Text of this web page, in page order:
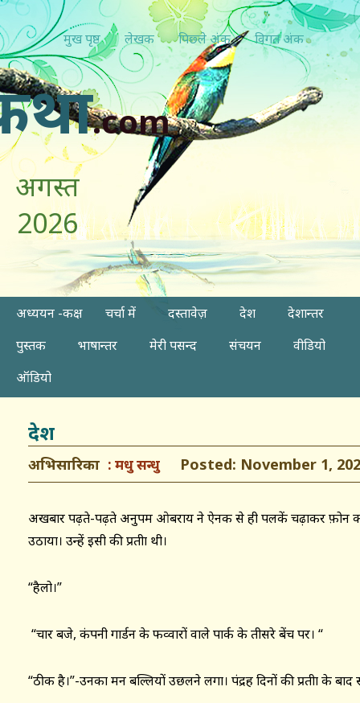
मुख पृष्ठ लेखक पिछ्ले अंक विगत अंक
.com
अगस्त
2026
अध्ययन -कक्ष चर्चा में दस्तावेज़ देश
देशान्तर
पुस्तक
भाषान्तर मेरी पसन्द संचयन
वीडियो
ऑडियो
देश
अभिसारिका मधु सन्धु Posted: November 1,
अखबार पढ़ते-पढ़ते अनुपम ओबराय ने ऐनक से ही पलकें चढ़ाकर फ़ोन
उठाया। उन्हें इसी की प्रतीक्षा थी।
“हैलो।”
“चार बजे, कंपनी गार्डन के फव्वारों वाले पार्क के तीसरे बेंच पर। “
“ठीक है।”-उनका मन बल्लियों उछलने लगा। पंद्रह दिनों की प्रतीक्षा के